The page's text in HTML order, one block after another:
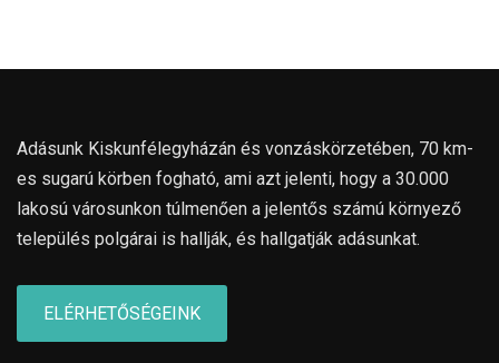
Adásunk Kiskunfélegyházán és vonzáskörzetében, 70 km-
es sugarú körben fogható, ami azt jelenti, hogy a 30.000
lakosú városunkon túlmenően a jelentős számú környező
település polgárai is hallják, és hallgatják adásunkat.
ELÉRHETŐSÉGEINK